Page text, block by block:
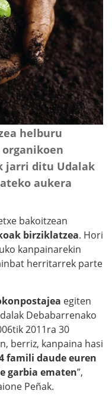
helburu
jarri ditu Udalak
aukera
bakoitzean
birziklatzea. Hori
kanpainarekin
herritarrek parte
egiten
Debabarrenako
2011ra 30
berriz, kanpaina hasi
famili daude euren
garbia ematen”,
Peñak.